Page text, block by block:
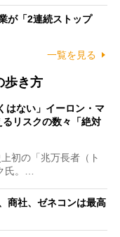
が「2連続ストップ
一覧を見る
歩き方
はない」イーロン・マ
リスクの数々「絶対
初の「兆万長者（ト
氏。…
商社、ゼネコンは最高